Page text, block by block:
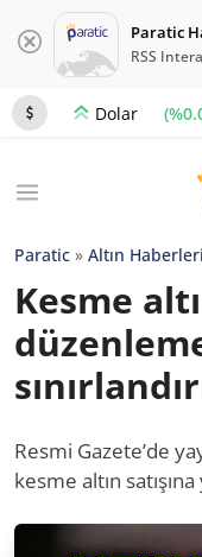
Paratic
RSS
Dolar
Paratic » Altın Haberleri
Kesme
Resmi Gazete’de
kesme altın